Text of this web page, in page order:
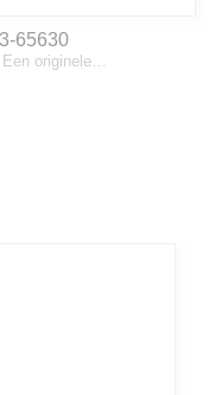
65630
Een originele…